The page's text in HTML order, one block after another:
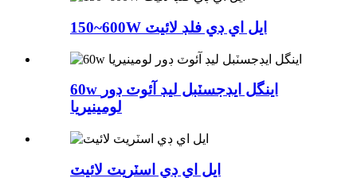
150~600W ايل اي ڊي فلڊ لائيٽ
60w اينگل ايڊجسٽبل ليڊ آئوٽ ڊور
لومينيريا
ايل اي ڊي اسٽريٽ لائيٽ